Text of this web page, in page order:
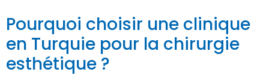
Pourquoi choisir une clinique
en Turquie pour la chirurgie
esthétique ?